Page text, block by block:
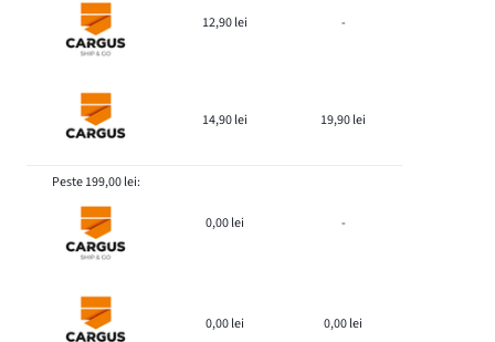
12,90 lei -
14,90 lei 19,90 lei
Peste 199,00 lei:
0,00 lei -
0,00 lei 0,00 lei